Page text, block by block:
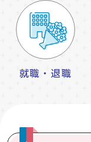
就職・退職